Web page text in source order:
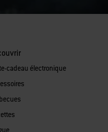
cadeau électronique